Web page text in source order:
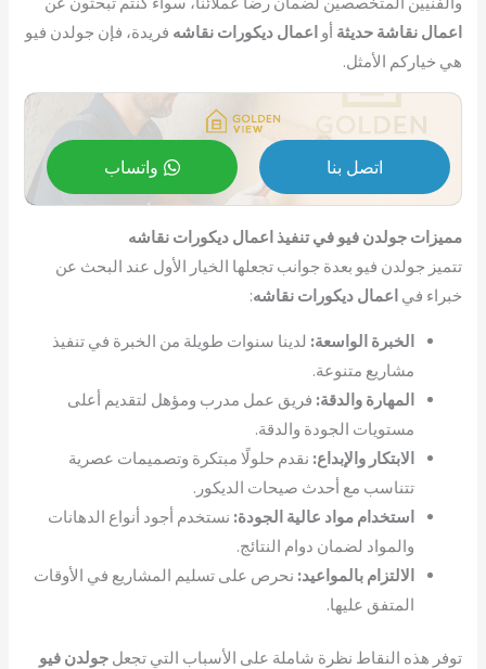
اعمال نقاشة حديثة أواعمال ديكورات نقاشه فريدة، فإن جولدن فيو
هي خياركم الأمثل.
اتصل بنا واتساب
مميزات جولدن فيو في تنفيذ اعمال ديكورات نقاشه
تتميز جولدن فيو بعدة جوانب تجعلها الخيار الأول عند البحث عن
خبراء في اعمال ديكورات نقاشه:
الخبرة الواسعة: لدينا سنوات طويلة من الخبرة في تنفيذ
مشاريع متنوعة.
المهارة والدقة: فريق عمل مدرب ومؤهل لتقديم أعلى
مستويات الجودة والدقة.
الابتكار والإبداع: نقدم حلولًا مبتكرة وتصميمات عصرية
تتناسب مع أحدث صيحات الديكور.
استخدام مواد عالية الجودة: نستخدم أجود أنواع الدهانات
والمواد لضمان دوام النتائج.
الالتزام بالمواعيد: نحرص على تسليم المشاريع في الأوقات
المتفق عليها.
توفر هذه النقاط نظرة شاملة على الأسباب التي تجعلجولدن فيو